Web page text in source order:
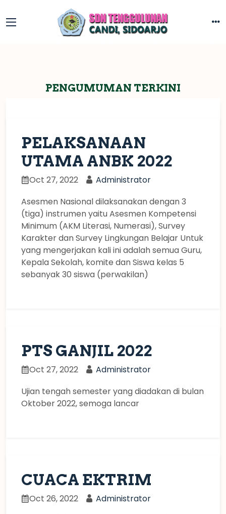
PENGUMUMAN TERKINI
PELAKSANAAN
UTAMA ANBK 2022
Oct 27, 2022
Administrator
Asesmen Nasional dilaksanakan dengan 3
(tiga) instrumen yaitu Asesmen Kompetensi
Minimum (AKM Literasi, Numerasi), Survey
Karakter dan Survey Lingkungan Belajar Untuk
yang mengerjakan kali ini adalah semua Guru,
Kepala Sekolah, komite dan Siswa kelas 5
sebanyak 30 siswa (perwakilan)
PTS GANJIL 2022
Oct 27, 2022
Administrator
Ujian tengah semester yang diadakan di bulan
Oktober 2022, semoga lancar
CUACA EKTRIM
Oct 26, 2022
Administrator